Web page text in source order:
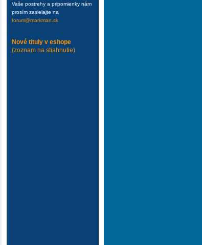
Vaše postrehy a pripomienky nám
prosím zasielajte na
forum@markman.sk
Nové tituly v eshope
(zoznam na stiahnutie)